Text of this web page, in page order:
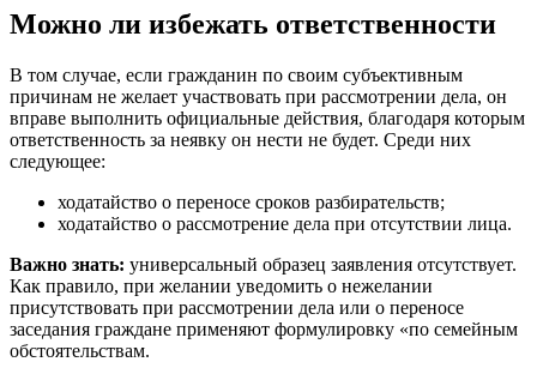
Можно ли избежать ответственности
В том случае, если гражданин по своим субъективным
причинам не желает участвовать при рассмотрении дела, он
вправе выполнить официальные действия, благодаря которым
ответственность за неявку он нести не будет. Среди них
следующее:
ходатайство о переносе сроков разбирательств;
ходатайство о рассмотрение дела при отсутствии лица.
Важно знать: универсальный образец заявления отсутствует.
Как правило, при желании уведомить о нежелании
присутствовать при рассмотрении дела или о переносе
заседания граждане применяют формулировку «по семейным
обстоятельствам.